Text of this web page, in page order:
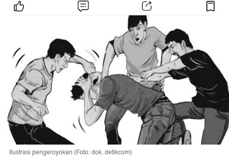
Ilustrasi pengeroyokan (Foto: dok. detikcom)